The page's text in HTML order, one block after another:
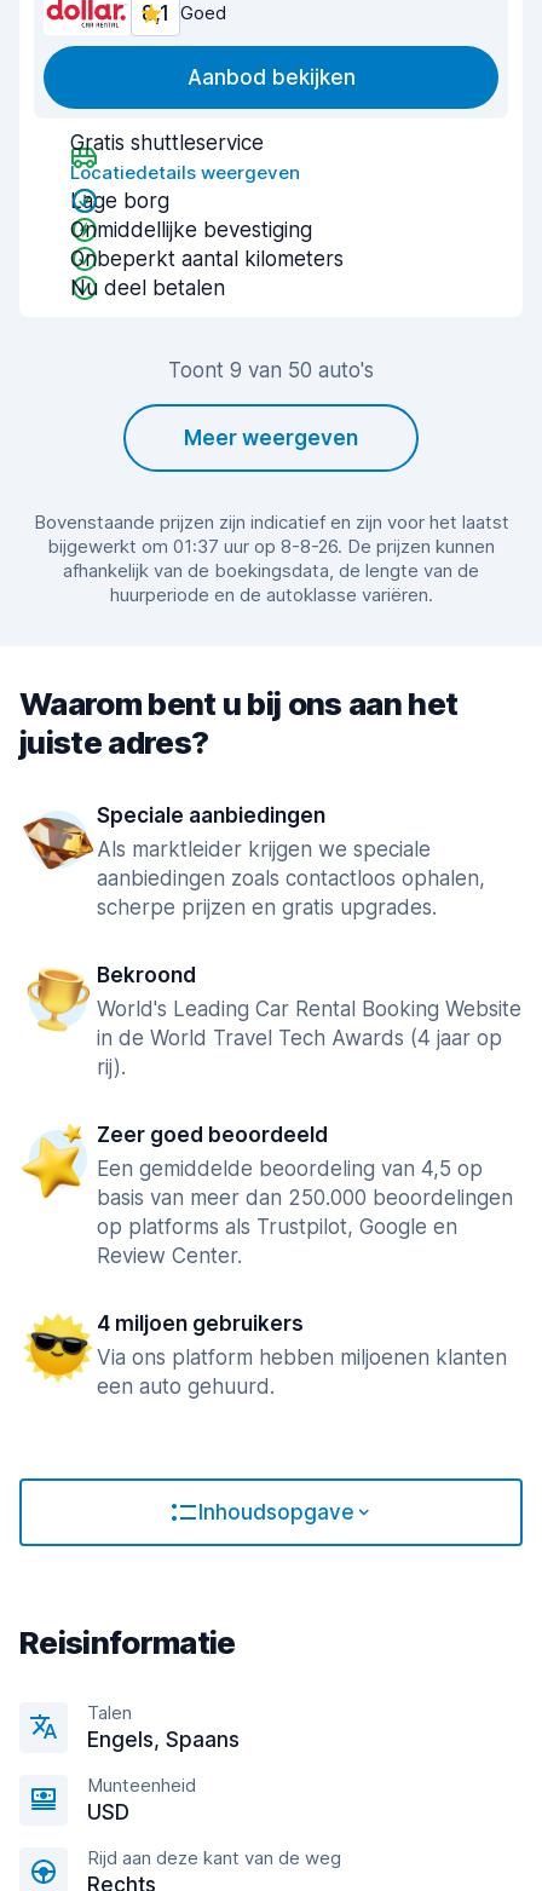
8,1 Goed
Aanbod bekijken
Gratis shuttleservice
Locatiedetails weergeven
Lage borg
Onmiddellijke bevestiging
Onbeperkt aantal kilometers
Nu deel betalen
Toont 9 van 50 auto's
Meer weergeven
Bovenstaande prijzen zijn indicatief en zijn voor het laatst
bijgewerkt om 01:37 uur op 8-8-26. De prijzen kunnen
afhankelijk van de boekingsdata, de lengte van de
huurperiode en de autoklasse variëren.
Waarom bent u bij ons aan het
juiste adres?
Speciale aanbiedingen
Als marktleider krijgen we speciale
aanbiedingen zoals contactloos ophalen,
scherpe prijzen en gratis upgrades.
Bekroond
World's Leading Car Rental Booking Website
in de World Travel Tech Awards (4 jaar op
rij).
Zeer goed beoordeeld
Een gemiddelde beoordeling van 4,5 op
basis van meer dan 250.000 beoordelingen
op platforms als Trustpilot, Google en
Review Center.
4 miljoen gebruikers
Via ons platform hebben miljoenen klanten
een auto gehuurd.
Inhoudsopgave
Reisinformatie
Talen
Engels, Spaans
Munteenheid
USD
Rijd aan deze kant van de weg
Rechts